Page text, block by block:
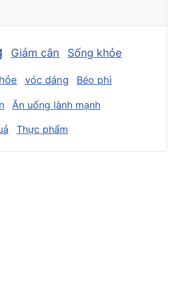
Giảm cân Sống khỏe
vóc dáng Béo phì
Ăn uống lành mạnh
Thực phẩm